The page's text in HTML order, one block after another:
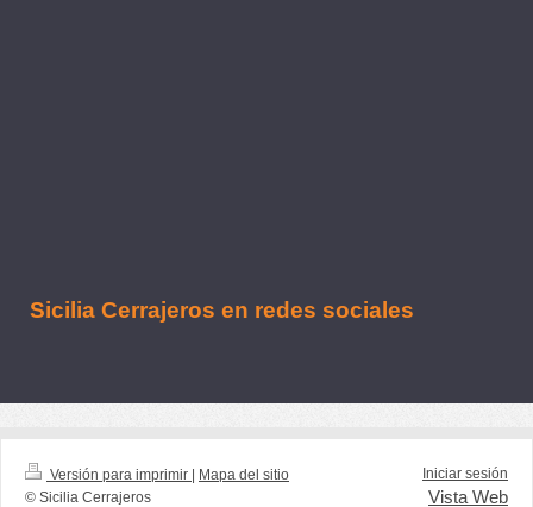
Sicilia Cerrajeros en redes sociales
Versión para imprimir
Mapa del sitio
© Sicilia Cerrajeros
Iniciar sesión
Vista Web